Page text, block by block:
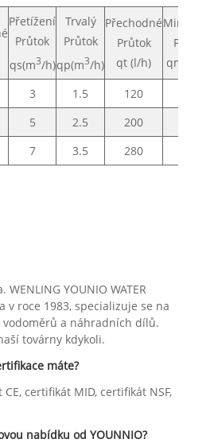
Přetížení
Průtok
qs(m3/h)
Trvalý
Průtok
qp(m3/h)
Přechodné
Průtok
qt (l/h)
Průtok
qmin(l/h)
3 1.5 120
5 2.5 200
7 3.5 280
YOUNIO WATER
v roce 1983, specializuje se na
a náhradních dílů.
továrny kdykoli.
máte?
certifikát MID, certifikát NSF,
nabídku od YOUNNIO?